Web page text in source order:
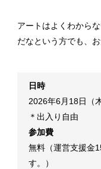
アートはよくわから
だなという方でも、
日時
2026年6月18日（
＊出入り自由
参加費
無料（運営支援金
す。）